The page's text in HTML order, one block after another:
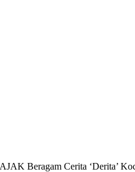
Beragam Cerita ‘Derita’